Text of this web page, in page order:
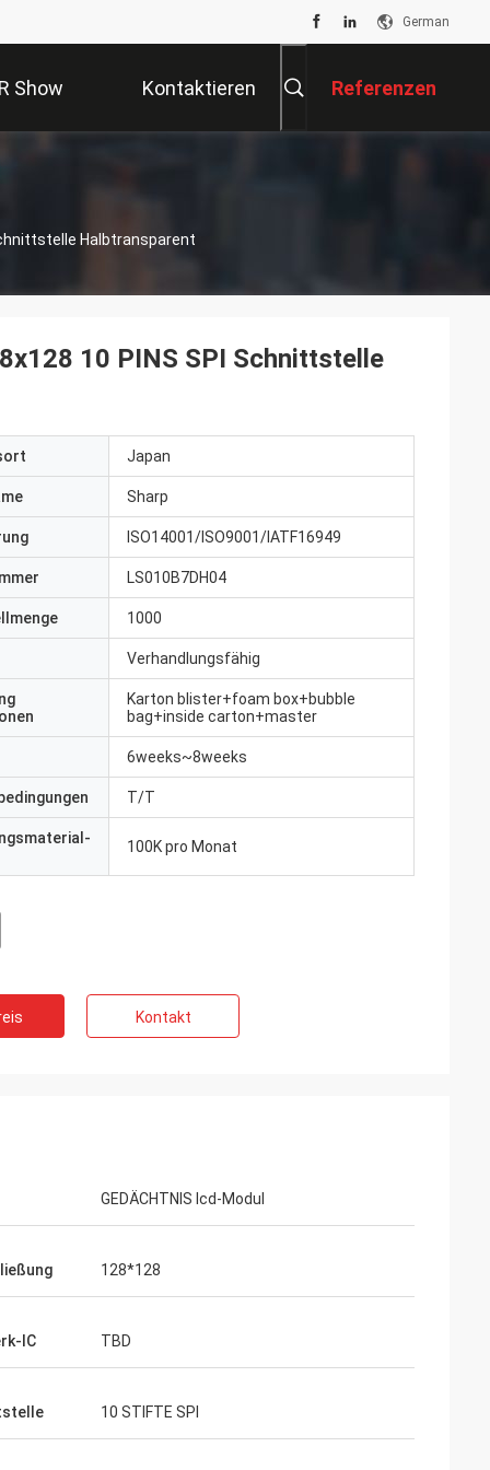
German
Show Kontaktieren Referenzen
Halbtransparent
10 PINS SPI Schnittstelle
Japan
Sharp
ISO14001/ISO9001/IATF16949
LS010B7DH04
1000
Verhandlungsfähig
Karton blister+foam box+bubble
bag+inside carton+master
6weeks~8weeks
T/T
100K pro Monat
Kontakt
GEDÄCHTNIS lcd-Modul
128*128
IC TBD
10 STIFTE SPI